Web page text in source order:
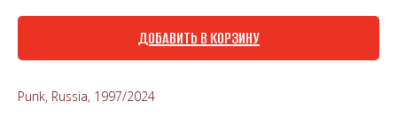
ДОБАВИТЬ В КОРЗИНУ
Punk, Russia, 1997/2024